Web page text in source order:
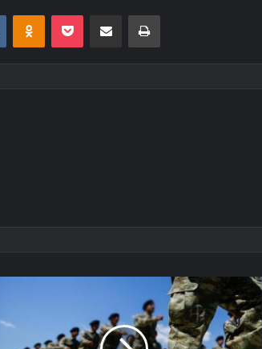
VKontakteOdnoklassniki
Pocket E-Posta ile paylaş Yazdır